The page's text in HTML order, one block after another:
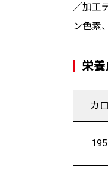
／加工
ン色素
栄
カ